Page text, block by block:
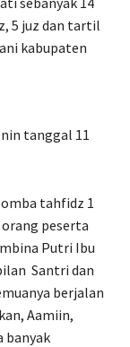
5 juz dan tartil
kabupaten
tanggal 11
tahfidz 1
orang peserta
Putri Ibu
Santri dan
berjalan
Aamiin,
banyak